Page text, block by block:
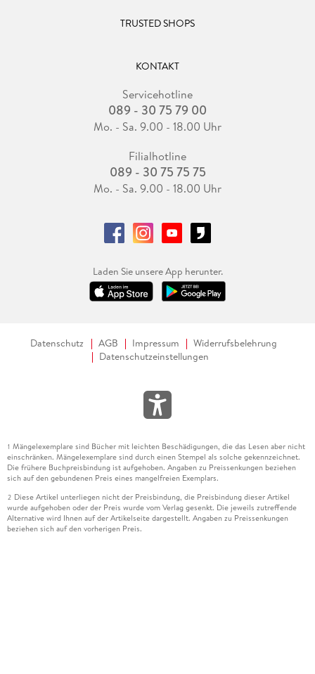
TRUSTED SHOPS
KONTAKT
Servicehotline
089 - 30 75 79 00
Mo. - Sa. 9.00 - 18.00 Uhr
Filialhotline
089 - 30 75 75 75
Mo. - Sa. 9.00 - 18.00 Uhr
Laden Sie unsere App herunter.
Datenschutz AGB Impressum
Widerrufsbelehrung
Datenschutzeinstellungen
1 Mängelexemplare sind Bücher mit leichten Beschädigungen, die das Lesen aber nicht
einschränken. Mängelexemplare sind durch einen Stempel als solche gekennzeichnet.
Die frühere Buchpreisbindung ist aufgehoben. Angaben zu Preissenkungen beziehen
sich auf den gebundenen Preis eines mangelfreien Exemplars.
2 Diese Artikel unterliegen nicht der Preisbindung, die Preisbindung dieser Artikel
wurde aufgehoben oder der Preis wurde vom Verlag gesenkt. Die jeweils zutreffende
Alternative wird Ihnen auf der Artikelseite dargestellt. Angaben zu Preissenkungen
beziehen sich auf den vorherigen Preis.